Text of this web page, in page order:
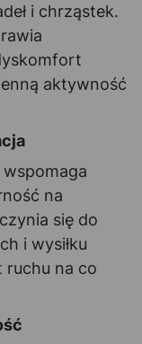
i chrząstek.
aktywność
wspomaga
na
się do
i wysiłku
na co